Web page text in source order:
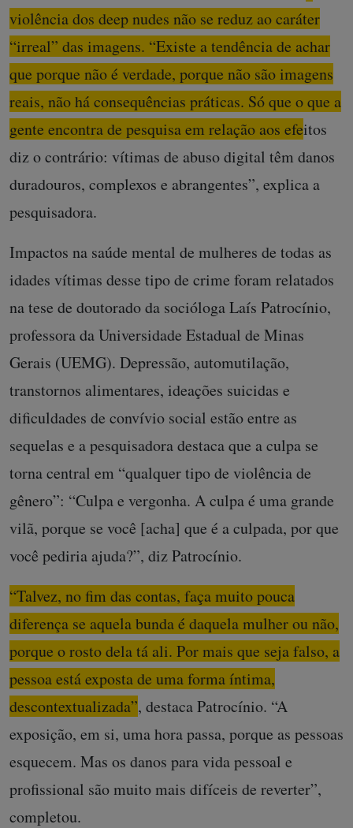
violência dos deep nudes não se reduz ao caráter
“irreal” das imagens. “Existe a tendência de achar
que porque não é verdade, porque não são imagens
reais, não há consequências práticas. Só que o que a
gente encontra de pesquisa em relação aos efeitos
diz o contrário: vítimas de abuso digital têm danos
duradouros, complexos e abrangentes”, explica a
pesquisadora.
Impactos na saúde mental de mulheres de todas as
idades vítimas desse tipo de crime foram relatados
na tese de doutorado da socióloga Laís Patrocínio,
professora da Universidade Estadual de Minas
Gerais (UEMG). Depressão, automutilação,
transtornos alimentares, ideações suicidas e
dificuldades de convívio social estão entre as
sequelas e a pesquisadora destaca que a culpa se
torna central em “qualquer tipo de violência de
gênero”: “Culpa e vergonha. A culpa é uma grande
vilã, porque se você [acha] que é a culpada, por que
você pediria ajuda?”, diz Patrocínio.
“Talvez, no fim das contas, faça muito pouca
diferença se aquela bunda é daquela mulher ou não,
porque o rosto dela tá ali. Por mais que seja falso, a
pessoa está exposta de uma forma íntima,
descontextualizada”, destaca Patrocínio. “A
exposição, em si, uma hora passa, porque as pessoas
esquecem. Mas os danos para vida pessoal e
profissional são muito mais difíceis de reverter”,
completou.